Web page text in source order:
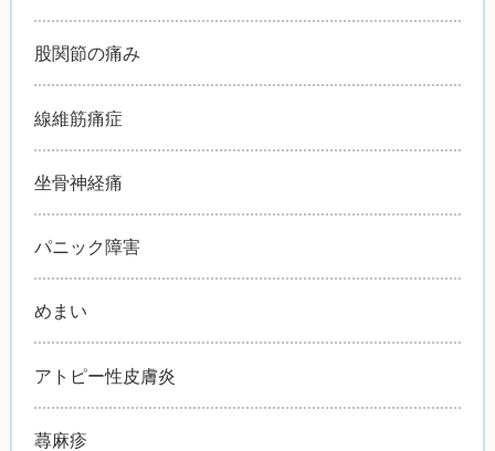
股関節の痛み
線維筋痛症
坐骨神経痛
パニック障害
めまい
アトピー性皮膚炎
蕁麻疹